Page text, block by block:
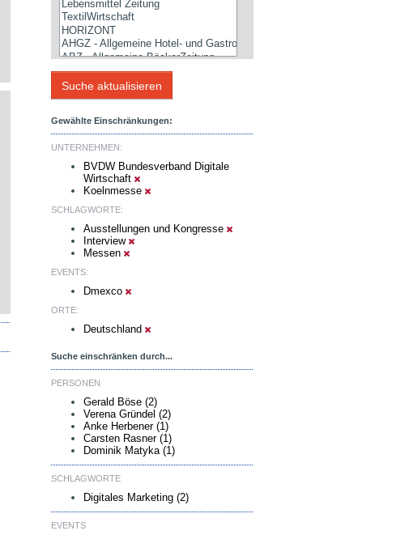
Gewählte Einschränkungen:
UNTERNEHMEN:
BVDW Bundesverband Digitale
Wirtschaft
Koelnmesse
SCHLAGWORTE:
Ausstellungen und Kongresse
Interview
Messen
EVENTS:
Dmexco
ORTE:
Deutschland
Suche einschränken durch...
PERSONEN
Gerald Böse (2)
Verena Gründel (2)
Anke Herbener (1)
Carsten Rasner (1)
Dominik Matyka (1)
SCHLAGWORTE
Digitales Marketing (2)
EVENTS